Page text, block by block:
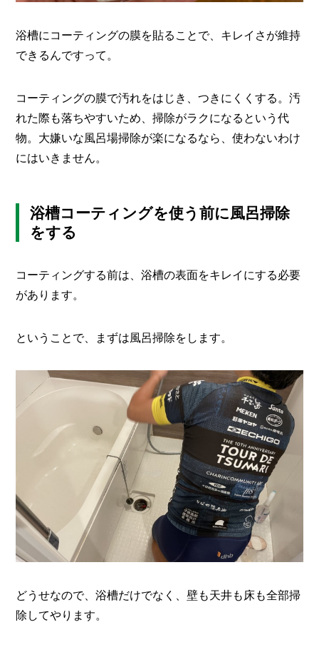
浴槽にコーティングの膜を貼ることで、キレイさが維持
できるんですって。
コーティングの膜で汚れをはじき、つきにくくする。汚
れた際も落ちやすいため、掃除がラクになるという代
物。大嫌いな風呂場掃除が楽になるなら、使わないわけ
にはいきません。
浴槽コーティングを使う前に風呂掃除
をする
コーティングする前は、浴槽の表面をキレイにする必要
があります。
ということで、まずは風呂掃除をします。
どうせなので、浴槽だけでなく、壁も天井も床も全部掃
除してやります。